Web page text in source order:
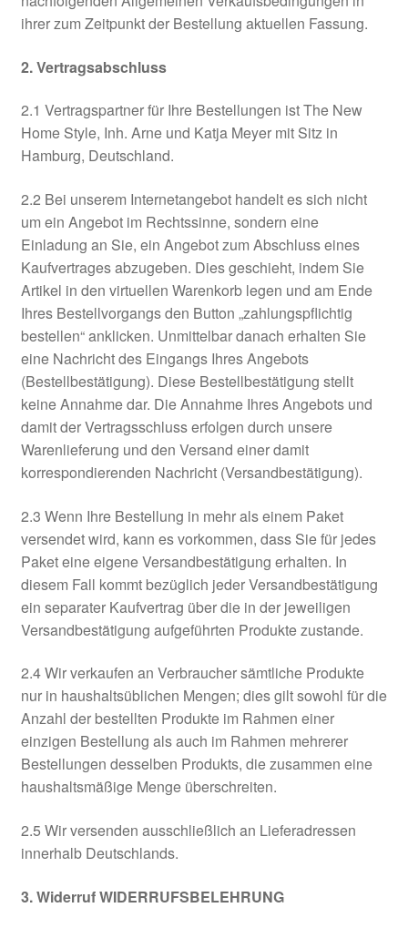
ihrer zum Zeitpunkt der Bestellung aktuellen Fassung.
2. Vertragsabschluss
2.1 Vertragspartner für Ihre Bestellungen ist The New
Home Style, Inh. Arne und Katja Meyer mit Sitz in
Hamburg, Deutschland.
2.2 Bei unserem Internetangebot handelt es sich nicht
um ein Angebot im Rechtssinne, sondern eine
Einladung an Sie, ein Angebot zum Abschluss eines
Kaufvertrages abzugeben. Dies geschieht, indem Sie
Artikel in den virtuellen Warenkorb legen und am Ende
Ihres Bestellvorgangs den Button „zahlungspflichtig
bestellen“ anklicken. Unmittelbar danach erhalten Sie
eine Nachricht des Eingangs Ihres Angebots
(Bestellbestätigung). Diese Bestellbestätigung stellt
keine Annahme dar. Die Annahme Ihres Angebots und
damit der Vertragsschluss erfolgen durch unsere
Warenlieferung und den Versand einer damit
korrespondierenden Nachricht (Versandbestätigung).
2.3 Wenn Ihre Bestellung in mehr als einem Paket
versendet wird, kann es vorkommen, dass Sie für jedes
Paket eine eigene Versandbestätigung erhalten. In
diesem Fall kommt bezüglich jeder Versandbestätigung
ein separater Kaufvertrag über die in der jeweiligen
Versandbestätigung aufgeführten Produkte zustande.
2.4 Wir verkaufen an Verbraucher sämtliche Produkte
nur in haushaltsüblichen Mengen; dies gilt sowohl für die
Anzahl der bestellten Produkte im Rahmen einer
einzigen Bestellung als auch im Rahmen mehrerer
Bestellungen desselben Produkts, die zusammen eine
haushaltsmäßige Menge überschreiten.
2.5 Wir versenden ausschließlich an Lieferadressen
innerhalb Deutschlands.
3. Widerruf WIDERRUFSBELEHRUNG